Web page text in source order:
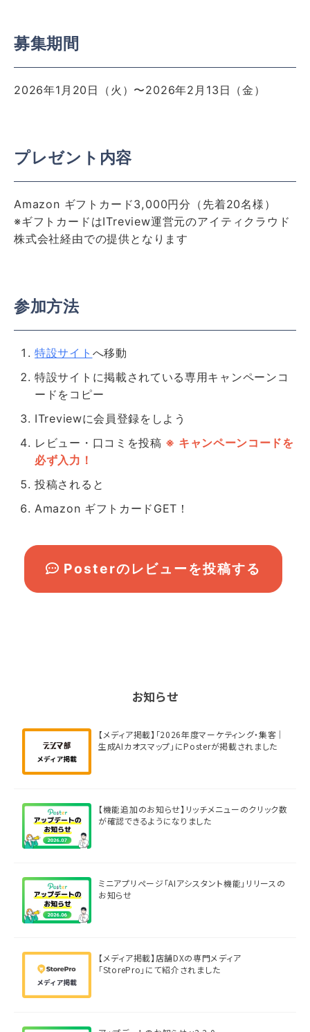
募集期間
2026年1月20日（火）〜2026年2月13日（金）
プレゼント内容
Amazon ギフトカード3,000円分（先着20名様）
※ギフトカードはITreview運営元のアイティクラウド
株式会社経由での提供となります
参加方法
特設サイト へ移動
特設サイトに掲載されている専用キャンペーンコ
ードをコピー
ITreviewに会員登録をしよう
レビュー・口コミを投稿 ※ キャンペーンコードを
必ず入力！
投稿されると
Amazon ギフトカードGET！
Posterのレビューを投稿する
お知らせ
【メディア掲載】「2026年度マーケティング・集客｜
生成AIカオスマップ」にPosterが掲載されました
【機能追加のお知らせ】リッチメニューのクリック数
が確認できるようになりました
ミニアプリページ「AIアシスタント機能」リリースの
お知らせ
【メディア掲載】店舗DXの専門メディア
「StorePro」にて紹介されました